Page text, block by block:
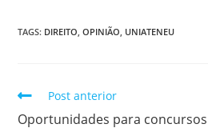
TAGS: DIREITO, OPINIÃO, UNIATENEU
Post anterior
Oportunidades para